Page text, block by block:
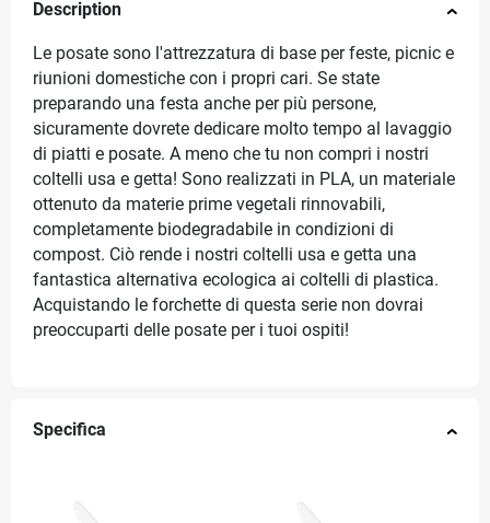
Description
Le posate sono l'attrezzatura di base per feste, picnic e
riunioni domestiche con i propri cari. Se state
preparando una festa anche per più persone,
sicuramente dovrete dedicare molto tempo al lavaggio
di piatti e posate. A meno che tu non compri i nostri
coltelli usa e getta! Sono realizzati in PLA, un materiale
ottenuto da materie prime vegetali rinnovabili,
completamente biodegradabile in condizioni di
compost. Ciò rende i nostri coltelli usa e getta una
fantastica alternativa ecologica ai coltelli di plastica.
Acquistando le forchette di questa serie non dovrai
preoccuparti delle posate per i tuoi ospiti!
Specifica